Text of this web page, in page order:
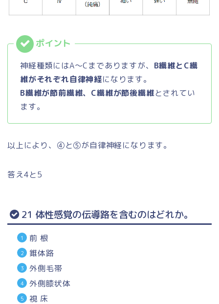
神経種類にはA～Cまでありますが、 B繊維とC繊
維がそれぞれ自律神経になります。
B繊維が節前繊維、C繊維が節後繊維とされてい
ます。
以上により、④と⑤が自律神経になります。
答え4と5
21 体性感覚の伝導路を含むのはどれか。
前 根
錐体路
外側毛帯
外側膝状体
視 床